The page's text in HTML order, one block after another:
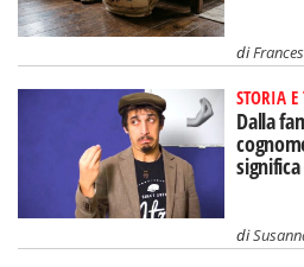
di
STORIA
Dalla
di